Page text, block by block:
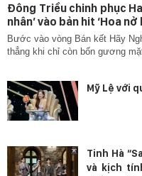
Đông Triều chinh phục
nhân’ vào bản hit ‘Hoa nở
Bước vào vòng Bán kết Hãy
thẳng khi chỉ còn bốn gương
Mỹ Lệ với
Tinh Hà
và kịch